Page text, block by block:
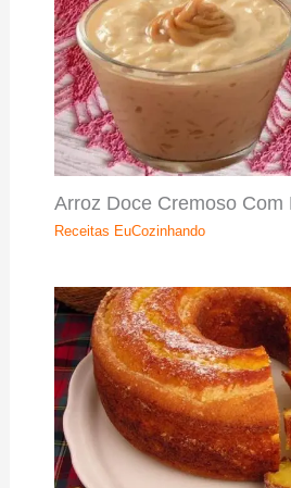
Arroz Doce Cremoso Com
Receitas EuCozinhando